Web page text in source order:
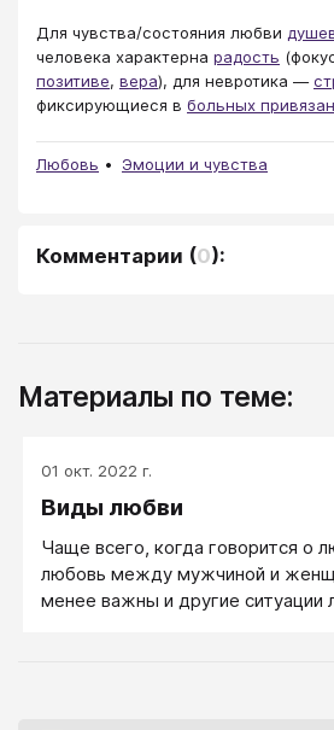
Для чувства/состояния любви
человека характерна радость
позитиве, вера), для невротика ―
фиксирующиеся в больных
Любовь Эмоции и чувства
Комментарии (0):
Материалы по теме:
01 окт. 2022 г.
Виды любви
Чаще всего, когда говорится о
любовь между мужчиной и
менее важны и другие ситуации